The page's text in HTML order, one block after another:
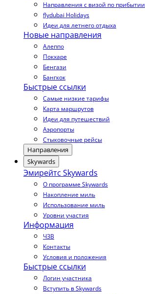
Направления с визой по прибытии
flydubai Holidays
Идеи для летнего отдыха
Новые направления
Алеппо
Покхаре
Бенгази
Бангкок
Быстрые ссылки
Самые низкие тарифы
Карта маршрутов
Идеи для путешествий
Аэропорты
Стыковочные рейсы
Направления
Skywards
Эмирейтс Skywards
О программе Skywards
Накопление миль
Использование миль
Уровни участия
Информация
ЧЗВ
Контакты
Условия и положения
Быстрые ссылки
Логин участника
Вступить в Skywards